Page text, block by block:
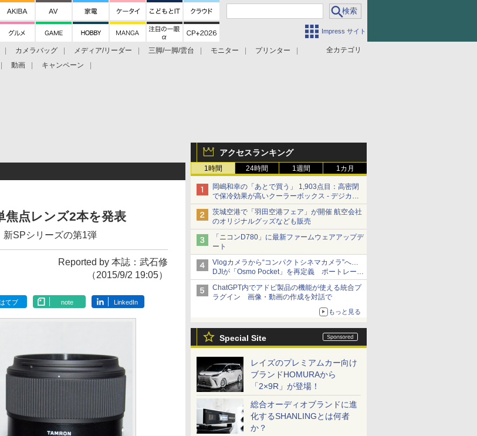
Impress サイト
全カテゴリ
カメラバッグ メディア/リーダー 三脚/一脚/雲台 モニター
プリンター
動画 キャンペーン
アクセスランキング
1時間 24時間 1週間 1カ月
岡嶋和幸の「あとで買う」 1,903点目：高密閉
で保冷効果が高いクーラーボックス - デジカメ
Watch
茨城空港で「羽田空港フェア」が開催 航空会社
のオリジナルグッズなども販売
「ニコンD780」に最新ファームウェアアップデ
ート
Vlogカメラから“コンパクトシネマカメラ”へ…
DJIが「Osmo Pocket」を再定義 ポートレート
重視の映像設計に
ChatGPT内でアドビ製品の機能が使える統合プ
ラグイン 画像・動画の作成を対話で
もっと見る
Special Site
レイズのプレミアムカー向け
ブランドHOMURAから
「2×9R」が登場！
総合オーディオブランドに進
化するSHANLINGとは何者
か？
焦点レンズ2本を発表
SPシリーズの第1弾
Reported by 本誌：武石修
（2015/9/2 19:05）
てブ note LinkedIn